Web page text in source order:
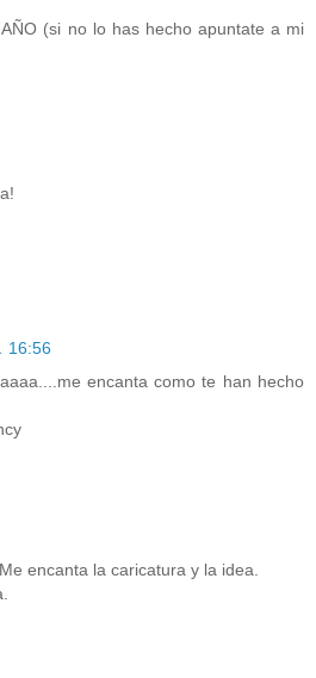
(si no lo has hecho apuntate a mi
16:56
encanta como te han hecho
encanta la caricatura y la idea.